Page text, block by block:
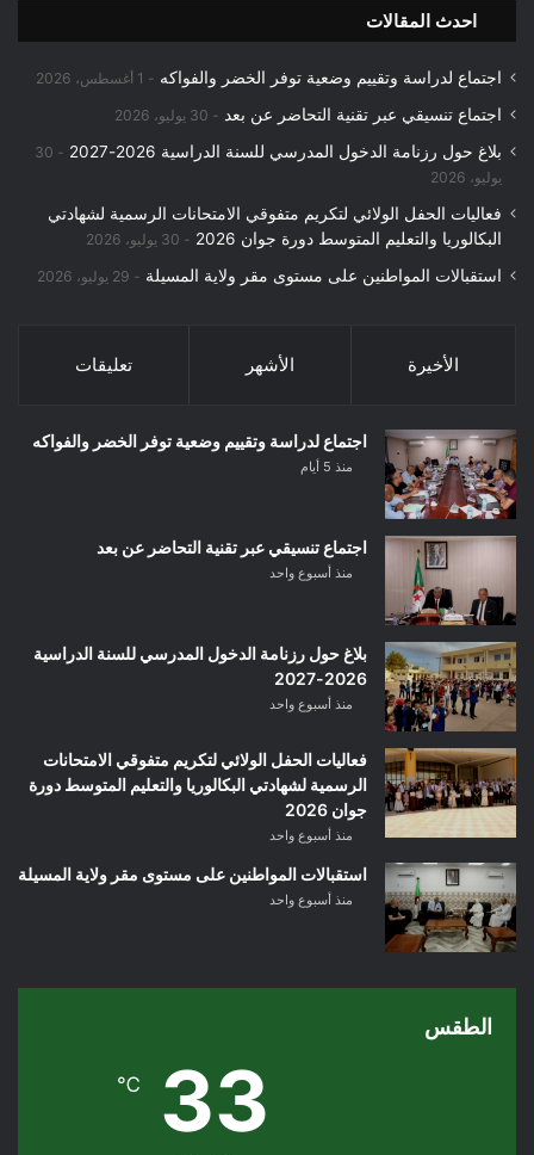
احدث المقالات
اجتماع لدراسة وتقييم وضعية توفر الخضر والفواكه 1 أغسطس، 2026
اجتماع تنسيقي عبر تقنية التحاضر عن بعد 30 يوليو، 2026
بلاغ حول رزنامة الدخول المدرسي للسنة الدراسية 2026-2027
30
يوليو، 2026
فعاليات الحفل الولائي لتكريم متفوقي الامتحانات الرسمية لشهادتي
البكالوريا والتعليم المتوسط دورة جوان 2026
30 يوليو، 2026
استقبالات المواطنين على مستوى مقر ولاية المسيلة 29 يوليو، 2026
الأخيرة الأشهر تعليقات
اجتماع لدراسة وتقييم وضعية توفر الخضر والفواكه
منذ 5 أيام
اجتماع تنسيقي عبر تقنية التحاضر عن بعد
منذ أسبوع واحد
بلاغ حول رزنامة الدخول المدرسي للسنة الدراسية
2026-2027
منذ أسبوع واحد
فعاليات الحفل الولائي لتكريم متفوقي الامتحانات
الرسمية لشهادتي البكالوريا والتعليم المتوسط دورة
جوان 2026
منذ أسبوع واحد
استقبالات المواطنين على مستوى مقر ولاية المسيلة
منذ أسبوع واحد
الطقس
33
℃